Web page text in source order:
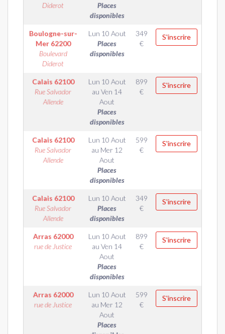
Diderot
Places
disponibles
Boulogne-sur-
Mer 62200
Boulevard
Diderot
Lun 10 Aout
Places
disponibles
349
€
S'inscrire
Calais 62100
Rue Salvador
Allende
Lun 10 Aout
au Ven 14
Aout
Places
disponibles
899
€
S'inscrire
Calais 62100
Rue Salvador
Allende
Lun 10 Aout
au Mer 12
Aout
Places
disponibles
599
€
S'inscrire
Calais 62100
Rue Salvador
Allende
Lun 10 Aout
Places
disponibles
349
€
S'inscrire
Arras 62000
rue de Justice
Lun 10 Aout
au Ven 14
Aout
Places
disponibles
899
€
S'inscrire
Arras 62000
rue de Justice
Lun 10 Aout
au Mer 12
Aout
Places
599
€
S'inscrire